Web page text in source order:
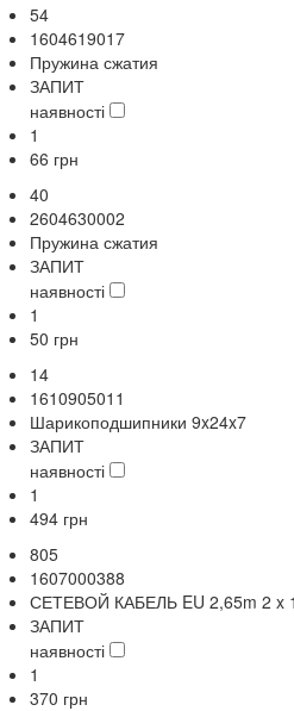
54
1604619017
Пружина сжатия
ЗАПИТ
наявності
1
66 грн
40
2604630002
Пружина сжатия
ЗАПИТ
наявності
1
50 грн
14
1610905011
Шарикоподшипники 9x24x7
ЗАПИТ
наявності
1
494 грн
805
1607000388
СЕТЕВОЙ КАБЕЛЬ EU 2,65m 2 x
ЗАПИТ
наявності
1
370 грн